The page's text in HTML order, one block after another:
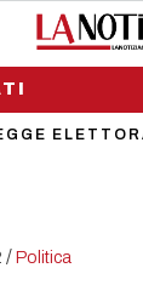
/Politica